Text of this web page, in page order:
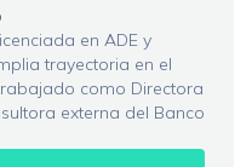
en ADE y
trayectoria en el
como Directora
externa del Banco